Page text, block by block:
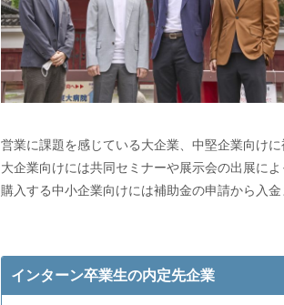
営業に課題を感じている大企業、中堅企業向け
大企業向けには共同セミナーや展示会の出展に
購入する中小企業向けには補助金の申請から入金
インターン卒業生の内定先企業